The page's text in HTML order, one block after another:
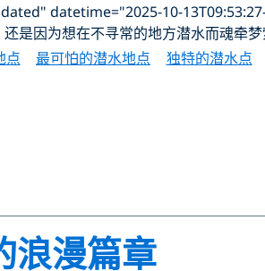
datetime="2025-10-
是因为想在不寻常的地方潜水而魂牵
点 最可怕的潜水地点 独特的潜水点
浪漫篇章